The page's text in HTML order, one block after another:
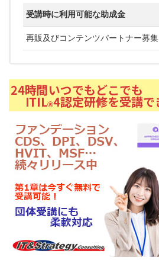
受講時に利用可能な助成金
再販及びコンテンツパートナー募集